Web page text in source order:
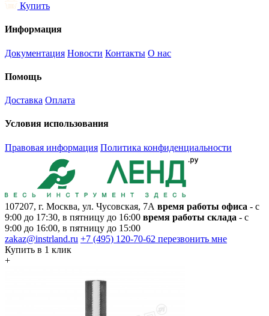
Купить
Информация
Документация Новости Контакты О нас
Помощь
Доставка Оплата
Условия использования
Правовая информация Политика конфиденциальности
107207, г. Москва, ул. Чусовская, 7А время работы офиса - с
9:00 до 17:30, в пятницу до 16:00 время работы склада - с
9:00 до 16:00, в пятницу до 15:00
zakaz@instrland.ru +7 (495) 120-70-62 перезвонить мне
Купить в 1 клик
+